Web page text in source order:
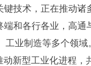
技术，正在推动诸
和各行各业，高
工业制造等多个领
新型工业化进程，